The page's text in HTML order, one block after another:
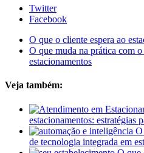
Twitter
Facebook
O que o cliente espera ao
O que muda na prática com
estacionamentos
Veja também:
estacionamentos: estratégias
O
de tecnologia integrada em